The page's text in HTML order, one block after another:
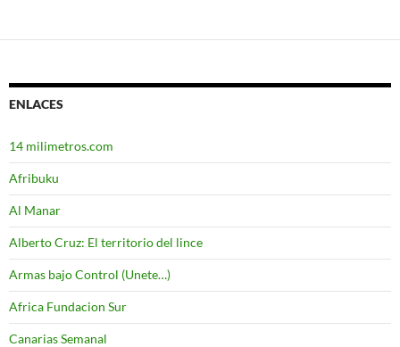
ENLACES
14 milimetros.com
Afribuku
Al Manar
Alberto Cruz: El territorio del lince
Armas bajo Control (Unete…)
Africa Fundacion Sur
Canarias Semanal